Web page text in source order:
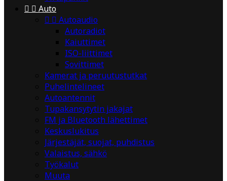
  Auto
  Autoaudio
Autoradiot
Kaiuttimet
ISO-liittimet
Sovittimet
Kamerat ja peruutustutkat
Puhelintelineet
Autoantennit
Tupakansytytin jakajat
FM ja Bluetooth lähettimet
Keskuslukitus
Järjestäjät, suojat, puhdistus
Valaistus, sähkö
Työkalut
Muuta